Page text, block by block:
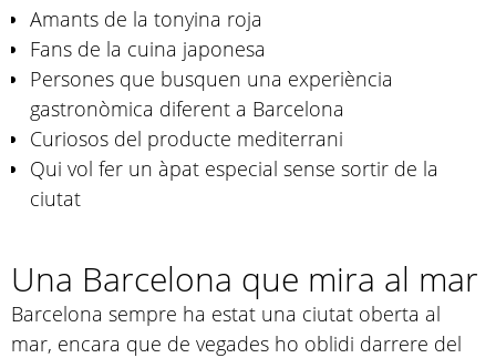
Amants de la tonyina roja
Fans de la cuina japonesa
Persones que busquen una experiència
gastronòmica diferent a Barcelona
Curiosos del producte mediterrani
Qui vol fer un àpat especial sense sortir de la
ciutat
Una Barcelona que mira al mar
Barcelona sempre ha estat una ciutat oberta al
mar, encara que de vegades ho oblidi darrere del